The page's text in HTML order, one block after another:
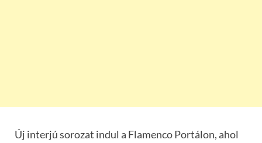
Új interjú sorozat indul a Flamenco Portálon, ahol